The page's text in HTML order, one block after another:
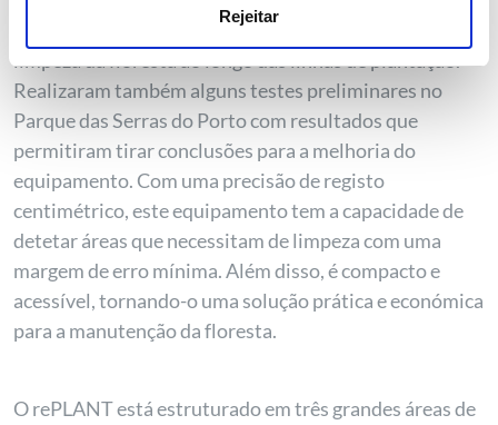
Rejeitar
O INESCTEC testou o robot Modular-E em tarefas de
limpeza da floresta ao longo das linhas de plantação.
Realizaram também alguns testes preliminares no
Parque das Serras do Porto com resultados que
permitiram tirar conclusões para a melhoria do
equipamento. Com uma precisão de registo
centimétrico, este equipamento tem a capacidade de
detetar áreas que necessitam de limpeza com uma
margem de erro mínima. Além disso, é compacto e
acessível, tornando-o uma solução prática e económica
para a manutenção da floresta.
O rePLANT está estruturado em três grandes áreas de